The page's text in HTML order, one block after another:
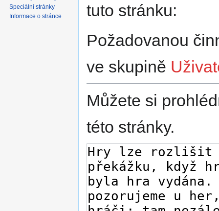
tuto stránku:
Požadovanou
ve skupině
Můžete si
této stránky.
Speciální stránky
Informace o stránce